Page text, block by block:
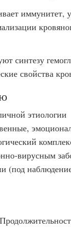
иммунитет,
синтезу
свойства
этиологии
вирусным
(под